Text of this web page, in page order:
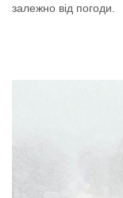
залежно від погоди.